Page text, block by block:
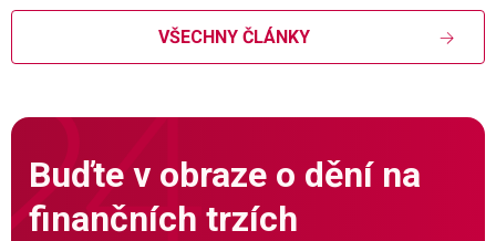
VŠECHNY ČLÁNKY
Buďte v obraze o dění na
finančních trzích